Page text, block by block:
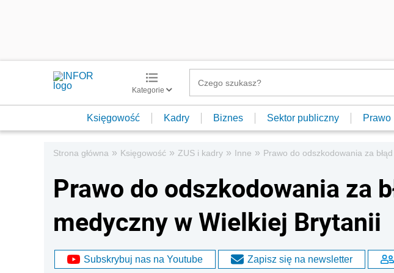
Kategorie
Księgowość Kadry Biznes Sektor publiczny Prawo
Strona główna » Księgowość » ZUS i kadry » Inne » Prawo do odszkodowania za
Prawo do odszkodowania za
medyczny w Wielkiej Brytanii
Subskrybuj nas na Youtube Zapisz się na newsletter